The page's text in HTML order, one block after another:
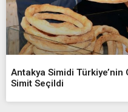
Antakya Simidi
Simit Seçildi